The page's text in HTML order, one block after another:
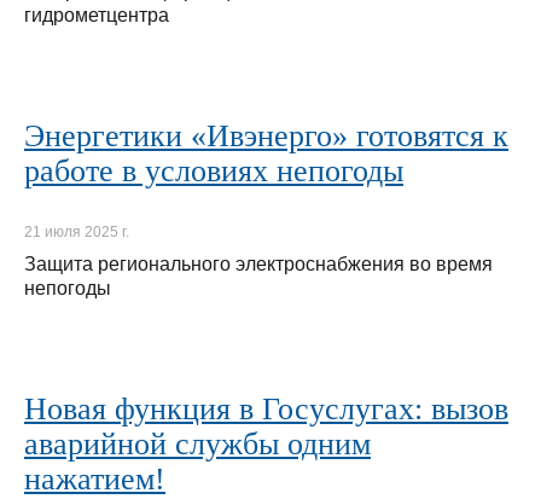
гидрометцентра
Энергетики «Ивэнерго» готовятся к
работе в условиях непогоды
21 июля 2025 г.
Защита регионального электроснабжения во время
непогоды
Новая функция в Госуслугах: вызов
аварийной службы одним
нажатием!